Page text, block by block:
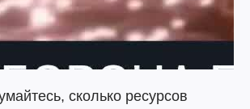
сколько ресурсов